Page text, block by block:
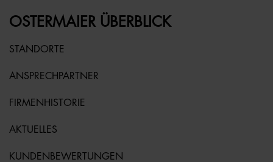
OSTERMAIER ÜBERBLICK
STANDORTE
ANSPRECHPARTNER
FIRMENHISTORIE
AKTUELLES
KUNDENBEWERTUNGEN